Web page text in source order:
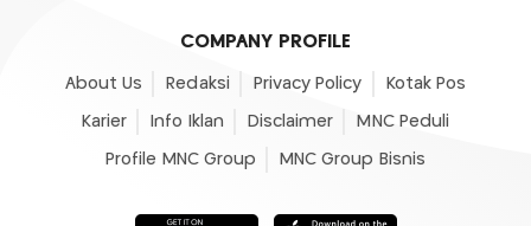
COMPANY PROFILE
About Us Redaksi Privacy Policy Kotak Pos
Karier Info Iklan Disclaimer MNC Peduli
Profile MNC Group MNC Group Bisnis